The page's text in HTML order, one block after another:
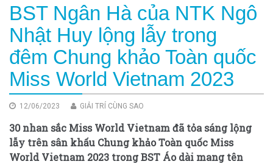
BST Ngân Hà của NTK Ngô
Nhật Huy lộng lẫy trong
đêm Chung khảo Toàn quốc
Miss World Vietnam 2023
12/06/2023 GIẢI TRÍ CÙNG SAO
30 nhan sắc Miss World Vietnam đã tỏa sáng lộng
lẫy trên sân khấu Chung khảo Toàn quốc Miss
World Vietnam 2023 trong BST Áo dài mang tên